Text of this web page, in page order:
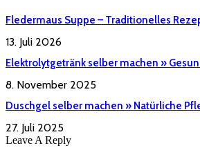
Fledermaus Suppe – Traditionelles
13. Juli 2026
Elektrolytgetränk selber machen »
8. November 2025
Duschgel selber machen » Natürliche
27. Juli 2025
Leave A Reply